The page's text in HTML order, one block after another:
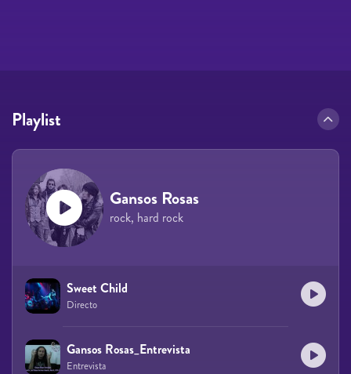
Playlist
Gansos Rosas
rock, hard rock
Sweet Child
Directo
Gansos Rosas_Entrevista
Entrevista